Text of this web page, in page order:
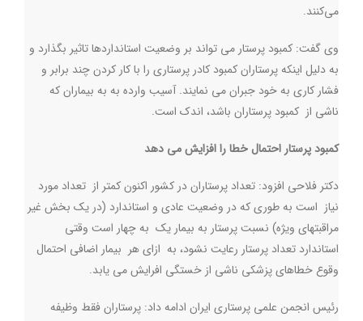
می‌کنند.
وی گفت: کمبود پرستار می تواند بر وضعیت استانداردها تاثیر بگذارد و
به دلیل اینکه پرستاران کمبود کادر پرستاری را با کار کردن چند برابر و
فشار کاری به خود جبران می نمایند. آسیب وارده به به بیماران که
ناشی از کمبود پرستاران باشد، اندک است.
کمبود پرستار احتمال خطا را افزایش می دهد
دکتر فلاحی افزود: تعداد پرستاران در کشور اکنون کمتر از تعداد مورد
نیاز است به طوری که در وضعیت عادی و استاندارد (در یک بخش غیر
مراقبتهای ویژه) نسبت پرستار به بیمار یک به چهار است وقتی
استاندارد تعداد پرستار رعایت نشود، به ازای هر بیمار اضافی احتمال
وقوع خطاهای پزشکی ناشی از خستگی افرایش می یابد.
رئیس انجمن علمی پرستاری ایران ادامه داد: پرستاران فقط وظیفه